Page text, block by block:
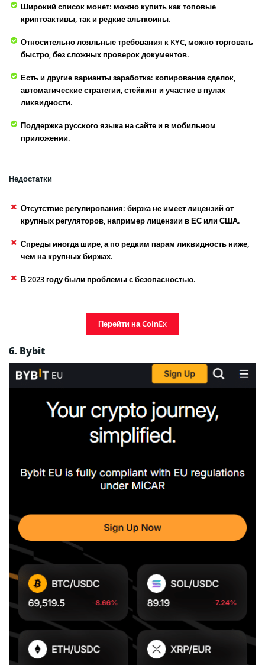
Широкий список монет: можно купить как топовые
криптоактивы, так и редкие альткоины.
Относительно лояльные требования к KYC, можно торговать
быстро, без сложных проверок документов.
Есть и другие варианты заработка: копирование сделок,
автоматические стратегии, стейкинг и участие в пулах
ликвидности.
Поддержка русского языка на сайте и в мобильном
приложении.
Недостатки
Отсутствие регулирования: биржа не имеет лицензий от
крупных регуляторов, например лицензии в ЕС или США.
Спреды иногда шире, а по редким парам ликвидность ниже,
чем на крупных биржах.
В 2023 году были проблемы с безопасностью.
Перейти на CoinEx
6. Bybit